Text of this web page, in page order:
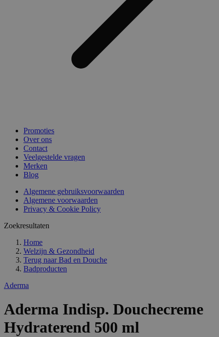
Promoties
Over ons
Contact
Veelgestelde vragen
Merken
Blog
Algemene gebruiksvoorwaarden
Algemene voorwaarden
Privacy & Cookie Policy
Zoekresultaten
Home
Welzijn & Gezondheid
Terug naar Bad en Douche
Badproducten
Aderma
Aderma Indisp. Douchecreme
Hydraterend 500 ml